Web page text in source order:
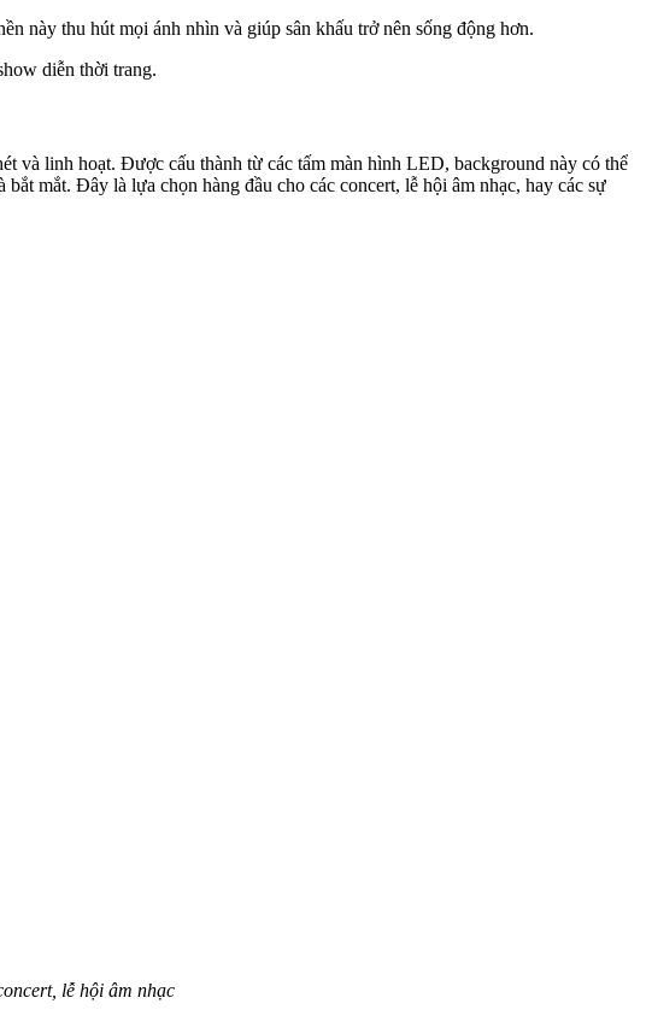
này thu hút mọi ánh nhìn và giúp sân khấu trở nên sống động hơn.
diễn thời trang.
và linh hoạt. Được cấu thành từ các tấm màn hình LED, background này có thể
mắt. Đây là lựa chọn hàng đầu cho các concert, lễ hội âm nhạc, hay các sự
lễ hội âm nhạc